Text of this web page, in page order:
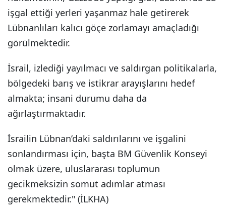
işgal ettiği yerleri yaşanmaz hale getirerek
Lübnanlıları kalıcı göçe zorlamayı amaçladığı
görülmektedir.
İsrail, izlediği yayılmacı ve saldırgan politikalarla,
bölgedeki barış ve istikrar arayışlarını hedef
almakta; insani durumu daha da
ağırlaştırmaktadır.
İsrailin Lübnan’daki saldırılarını ve işgalini
sonlandırması için, başta BM Güvenlik Konseyi
olmak üzere, uluslararası toplumun
gecikmeksizin somut adımlar atması
gerekmektedir." (İLKHA)